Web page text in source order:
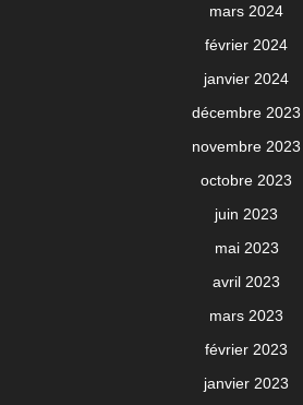
mars 2024
février 2024
janvier 2024
décembre 2023
novembre 2023
octobre 2023
juin 2023
mai 2023
avril 2023
mars 2023
février 2023
janvier 2023